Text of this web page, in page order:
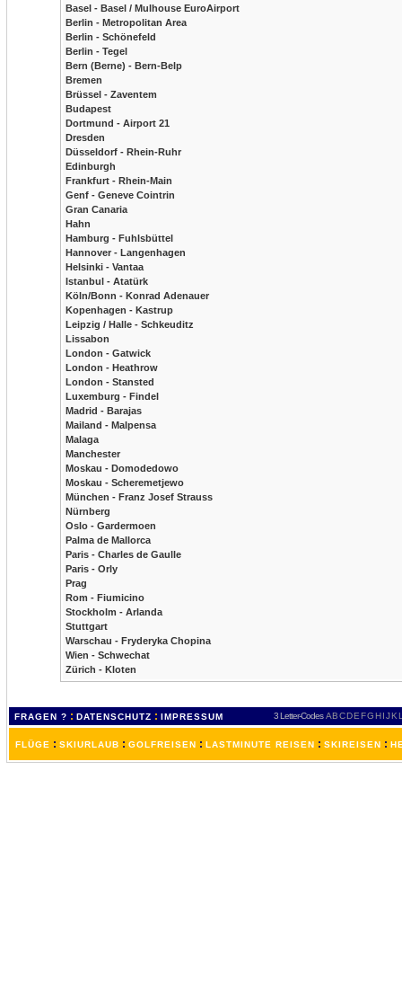
Basel - Basel / Mulhouse EuroAirport
Berlin - Metropolitan Area
Berlin - Schönefeld
Berlin - Tegel
Bern (Berne) - Bern-Belp
Bremen
Brüssel - Zaventem
Budapest
Dortmund - Airport 21
Dresden
Düsseldorf - Rhein-Ruhr
Edinburgh
Frankfurt - Rhein-Main
Genf - Geneve Cointrin
Gran Canaria
Hahn
Hamburg - Fuhlsbüttel
Hannover - Langenhagen
Helsinki - Vantaa
Istanbul - Atatürk
Köln/Bonn - Konrad Adenauer
Kopenhagen - Kastrup
Leipzig / Halle - Schkeuditz
Lissabon
London - Gatwick
London - Heathrow
London - Stansted
Luxemburg - Findel
Madrid - Barajas
Mailand - Malpensa
Malaga
Manchester
Moskau - Domodedowo
Moskau - Scheremetjewo
München - Franz Josef Strauss
Nürnberg
Oslo - Gardermoen
Palma de Mallorca
Paris - Charles de Gaulle
Paris - Orly
Prag
Rom - Fiumicino
Stockholm - Arlanda
Stuttgart
Warschau - Fryderyka Chopina
Wien - Schwechat
Zürich - Kloten
FRAGEN ? : DATENSCHUTZ : IMPRESSUM 3 Letter-Codes ABCDEFGH IJKL
FLÜGE : SKIURLAUB : GOLFREISEN : LASTMINUTE REISEN : SKIREISEN :